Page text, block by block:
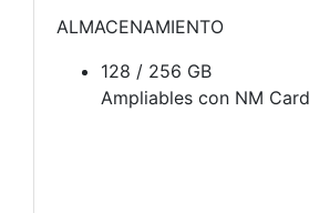
ALMACENAMIENTO
128 / 256 GB
Ampliables con NM